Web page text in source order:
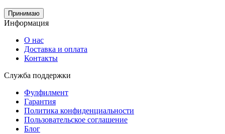
Принимаю
Информация
О нас
Доставка и оплата
Контакты
Служба поддержки
Фулфилмент
Гарантия
Политика конфиденциальности
Пользовательское соглашение
Блог